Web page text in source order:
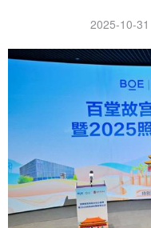
2025-10-31